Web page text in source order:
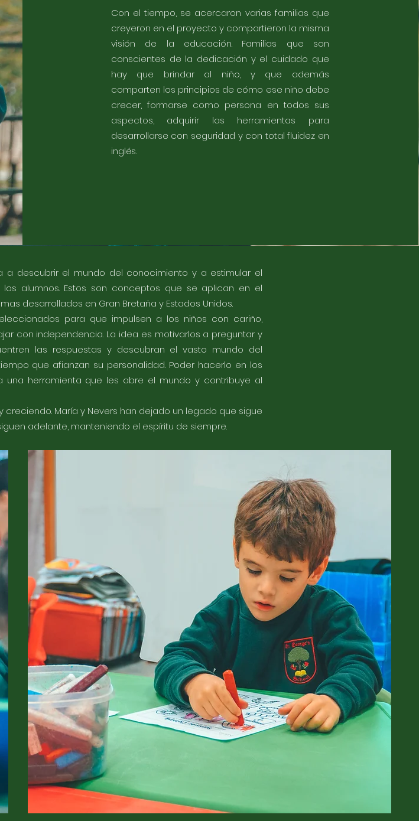
Con el tiempo, se acercaron varias familias que
creyeron en el proyecto y compartieron la misma
visión de la educación. Familias que son
conscientes de la dedicación y el cuidado que
hay que brindar al niño, y que además
comparten los principios de cómo ese niño debe
crecer, formarse como persona en todos sus
aspectos, adquirir las herramientas para
desarrollarse con seguridad y con total fluidez en
inglés.
a descubrir el mundo del conocimiento y a estimular el
alumnos. Estos son conceptos que se aplican en el
desarrollados en Gran Bretaña y Estados Unidos.
para que impulsen a los niños con cariño,
con independencia. La idea es motivarlos a preguntar y
las respuestas y descubran el vasto mundo del
que afianzan su personalidad. Poder hacerlo en los
una herramienta que les abre el mundo y contribuye al
creciendo. María y Nevers han dejado un legado que sigue
adelante, manteniendo el espíritu de siempre.